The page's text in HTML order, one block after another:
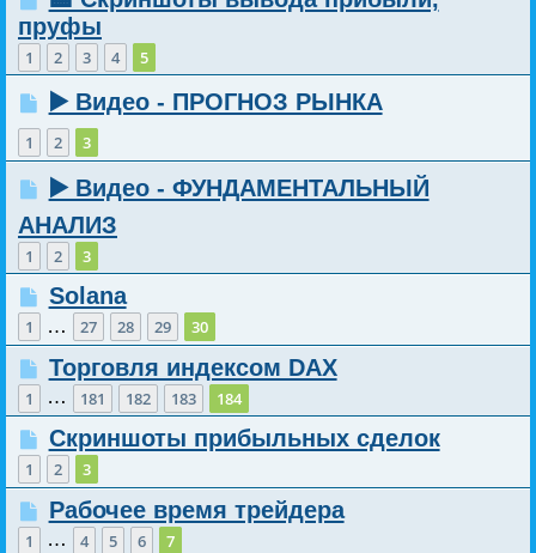
пруфы
1 2 3 4 5
▶️ Видео - ПРОГНОЗ РЫНКА
1 2 3
▶️ Видео - ФУНДАМЕНТАЛЬНЫЙ
АНАЛИЗ
1 2 3
Solana
1 … 27 28 29 30
Торговля индексом DAX
1 … 181 182 183 184
Скриншоты прибыльных сделок
1 2 3
Рабочее время трейдера
1 … 4 5 6 7